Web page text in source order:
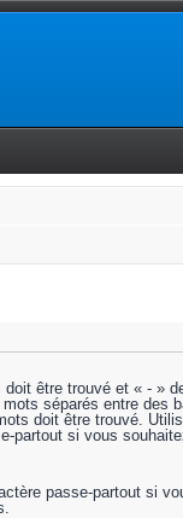
être trouvé et « - »
séparés entre des
doit être trouvé.
partout si vous
passe-partout si